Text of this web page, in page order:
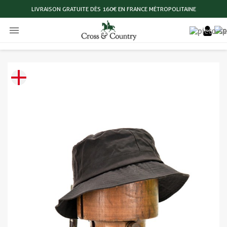
LIVRAISON GRATUITE DÈS 160€ EN FRANCE MÉTROPOLITAINE
